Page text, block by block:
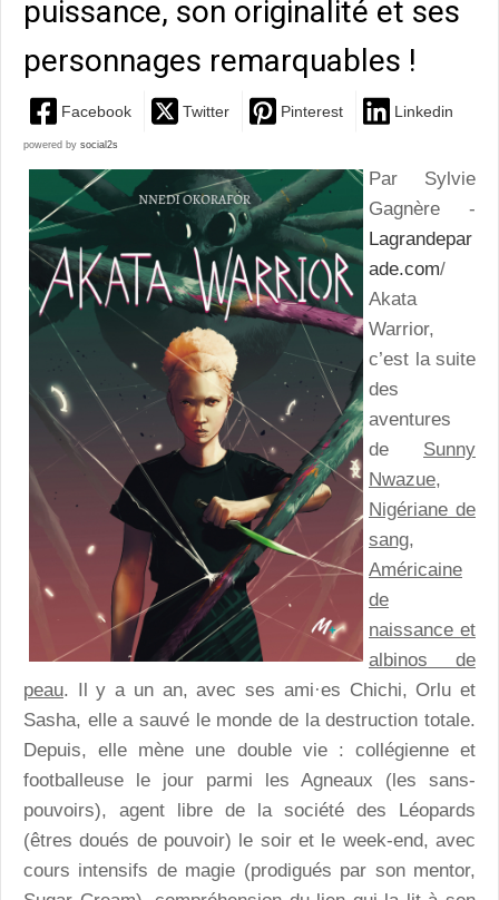
puissance, son originalité et ses
personnages remarquables !
Facebook Twitter Pinterest Linkedin
powered by social2s
Par Sylvie
Gagnère -
Lagrandepar
ade.com/
Akata
Warrior,
c’est la suite
des
aventures
de Sunny
Nwazue,
Nigériane de
sang,
Américaine
de
naissance et
albinos de
peau. Il y a un an, avec ses ami·es Chichi, Orlu et
Sasha, elle a sauvé le monde de la destruction totale.
Depuis, elle mène une double vie : collégienne et
footballeuse le jour parmi les Agneaux (les sans-
pouvoirs), agent libre de la société des Léopards
(êtres doués de pouvoir) le soir et le week-end, avec
cours intensifs de magie (prodigués par son mentor,